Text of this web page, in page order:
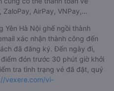
AirPay, VNPay,…
Yên Hà Nội ghế ngồi thành
xác nhận thành công đến
đã đăng ký. Đến ngày đi,
đón trước 30 phút giờ khởi
tra tình trạng vé đã đặt, quý
vexere.com/vi-